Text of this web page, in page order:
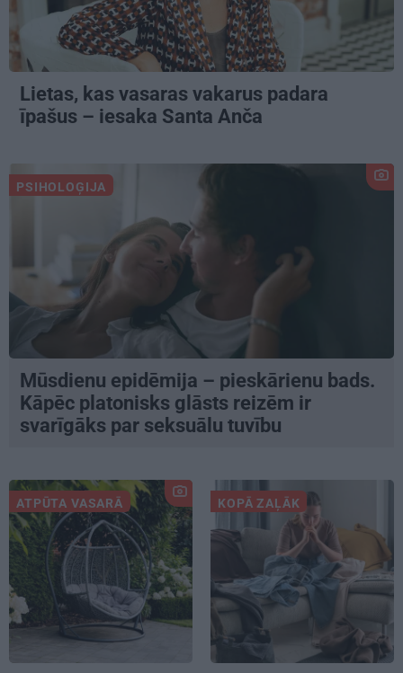
Lietas, kas vasaras vakarus padara
īpašus – iesaka Santa Anča
PSIHOLOĢIJA
Mūsdienu epidēmija – pieskārienu bads.
Kāpēc platonisks glāsts reizēm ir
svarīgāks par seksuālu tuvību
ATPŪTA VASARĀ KOPĀ ZAĻĀK